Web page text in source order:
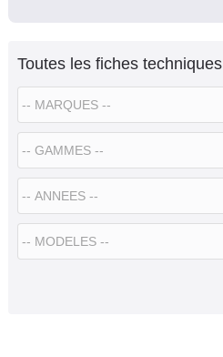
Toutes les fiches techniques